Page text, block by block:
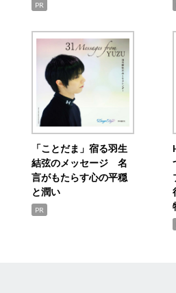
PR
「ことだま」宿る羽生
結弦のメッセージ 名
言がもたらす心の平穏
と潤い
PR